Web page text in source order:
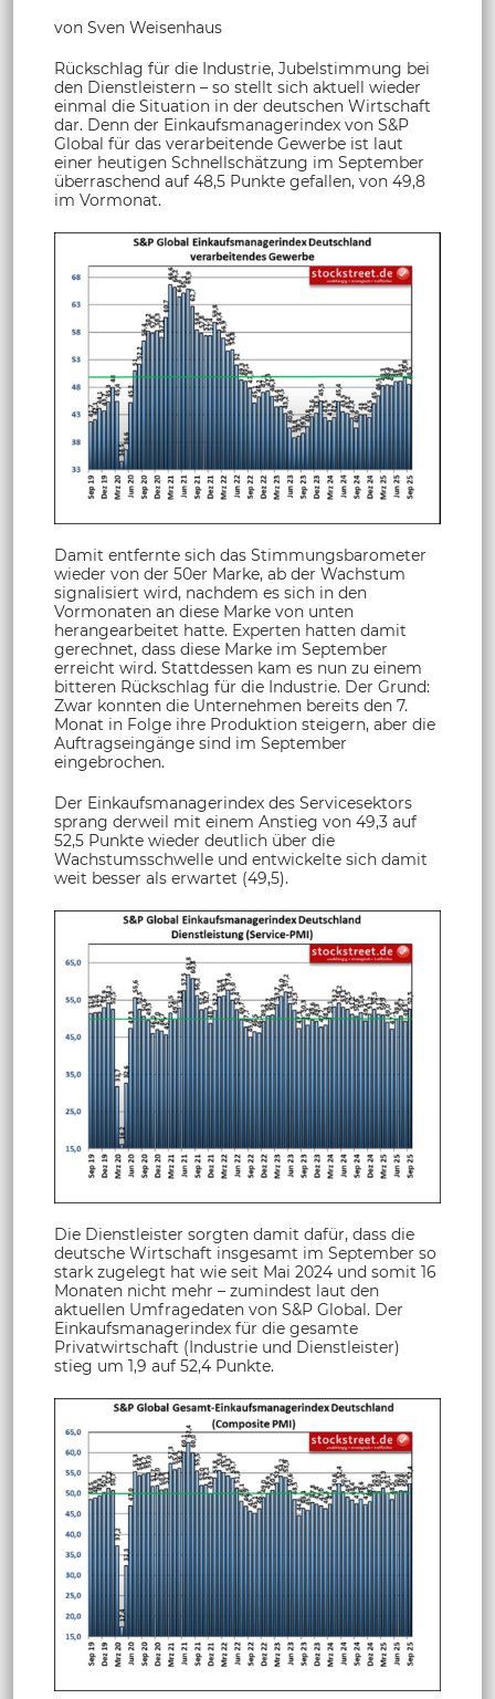
von Sven Weisenhaus
Rückschlag für die Industrie, Jubelstimmung bei
den Dienstleistern – so stellt sich aktuell wieder
einmal die Situation in der deutschen Wirtschaft
dar. Denn der Einkaufsmanagerindex von S&P
Global für das verarbeitende Gewerbe ist laut
einer heutigen Schnellschätzung im September
überraschend auf 48,5 Punkte gefallen, von 49,8
im Vormonat.
Damit entfernte sich das Stimmungsbarometer
wieder von der 50er Marke, ab der Wachstum
signalisiert wird, nachdem es sich in den
Vormonaten an diese Marke von unten
herangearbeitet hatte. Experten hatten damit
gerechnet, dass diese Marke im September
erreicht wird. Stattdessen kam es nun zu einem
bitteren Rückschlag für die Industrie. Der Grund:
Zwar konnten die Unternehmen bereits den 7.
Monat in Folge ihre Produktion steigern, aber die
Auftragseingänge sind im September
eingebrochen.
Der Einkaufsmanagerindex des Servicesektors
sprang derweil mit einem Anstieg von 49,3 auf
52,5 Punkte wieder deutlich über die
Wachstumsschwelle und entwickelte sich damit
weit besser als erwartet (49,5).
Die Dienstleister sorgten damit dafür, dass die
deutsche Wirtschaft insgesamt im September so
stark zugelegt hat wie seit Mai 2024 und somit 16
Monaten nicht mehr – zumindest laut den
aktuellen Umfragedaten von S&P Global. Der
Einkaufsmanagerindex für die gesamte
Privatwirtschaft (Industrie und Dienstleister)
stieg um 1,9 auf 52,4 Punkte.